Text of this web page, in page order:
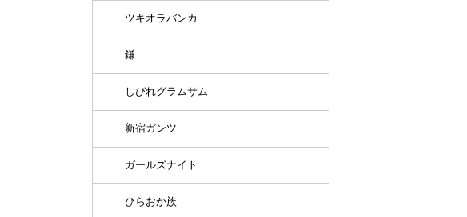
ツキオラバンカ
鎌
しびれグラムサム
新宿ガンツ
ガールズナイト
ひらおか族